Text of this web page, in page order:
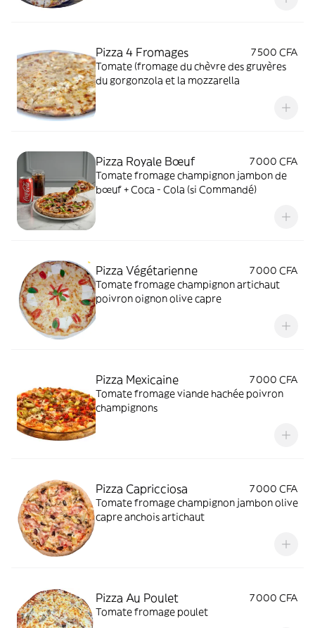
Pizza 4 Fromages
7 500 CFA
Tomate (fromage du chèvre des gruyères
du gorgonzola et la mozzarella
Pizza Royale Bœuf
7 000 CFA
Tomate fromage champignon jambon de
bœuf + Coca - Cola (si Commandé)
Pizza Végétarienne
7 000 CFA
Tomate fromage champignon artichaut
poivron oignon olive capre
Pizza Mexicaine
7 000 CFA
Tomate fromage viande hachée poivron
champignons
Pizza Capricciosa
7 000 CFA
Tomate fromage champignon jambon olive
capre anchois artichaut
Pizza Au Poulet
7 000 CFA
Tomate fromage poulet